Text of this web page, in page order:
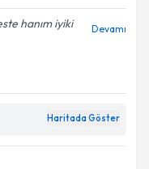
hanım iyiki
Devamı
Haritada Göster